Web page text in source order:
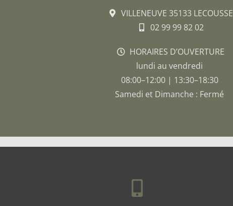
VILLENEUVE 35133 LECOUSSE
02 99 99 82 02
HORAIRES D’OUVERTURE
lundi au vendredi
08:00–12:00 | 13:30–18:30
Samedi et Dimanche : Fermé